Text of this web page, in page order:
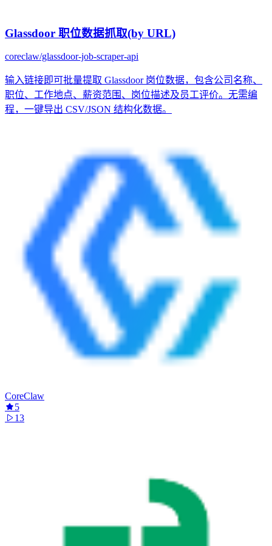
Glassdoor 职位数据抓取(by URL)
coreclaw/glassdoor-job-scraper-api
输入链接即可批量提取 Glassdoor 岗位数据，包含公司名称、
职位、工作地点、薪资范围、岗位描述及员工评价。无需编
程，一键导出 CSV/JSON 结构化数据。
CoreClaw
5
13